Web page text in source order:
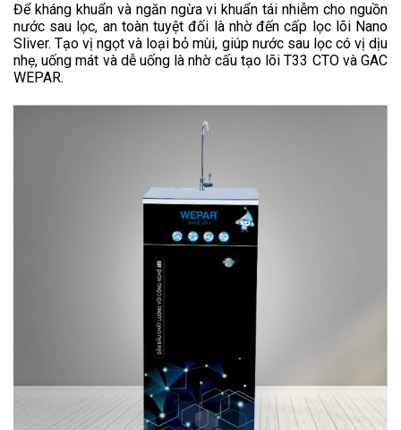
Để kháng khuẩn và ngăn ngừa vi khuẩn tái nhiễm cho nguồn
nước sau lọc, an toàn tuyệt đối là nhờ đến cấp lọc lõi Nano
Sliver. Tạo vị ngọt và loại bỏ mùi, giúp nước sau lọc có vị dịu
nhẹ, uống mát và dễ uống là nhờ cấu tạo lõi T33 CTO và GAC
WEPAR.